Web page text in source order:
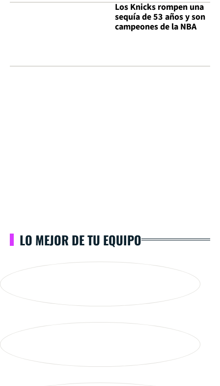
Los Knicks rompen una
sequía de 53 años y son
campeones de la NBA
LO MEJOR DE TU EQUIPO